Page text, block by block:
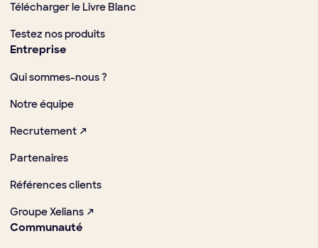
Télécharger le Livre Blanc
Testez nos produits
Entreprise
Qui sommes-nous ?
Notre équipe
Recrutement ↗
Partenaires
Références clients
Groupe Xelians ↗
Communauté